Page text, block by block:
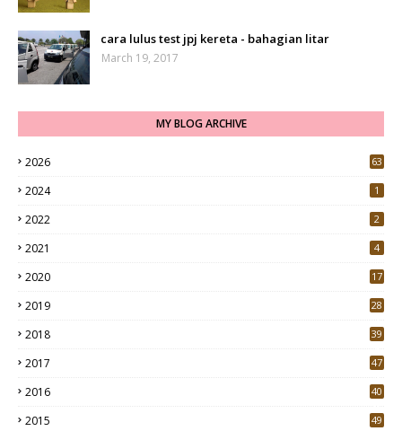
cara lulus test jpj kereta - bahagian litar
March 19, 2017
MY BLOG ARCHIVE
2026 63
2024 1
2022 2
2021 4
2020
17
2019
28
2018
39
2017
47
2016
40
2015
49